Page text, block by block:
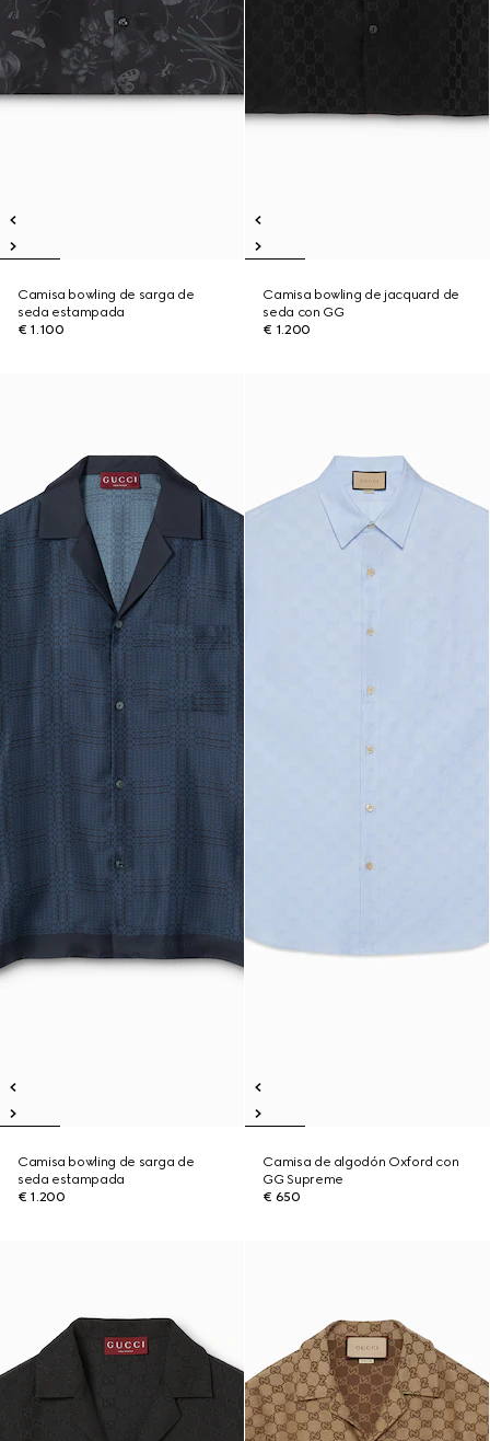
Camisa bowling de sarga de
seda estampada
€ 1.100
Camisa bowling de jacquard de
seda con GG
€ 1.200
Camisa bowling de sarga de
seda estampada
€ 1.200
Camisa de algodón Oxford con
GG Supreme
€ 650